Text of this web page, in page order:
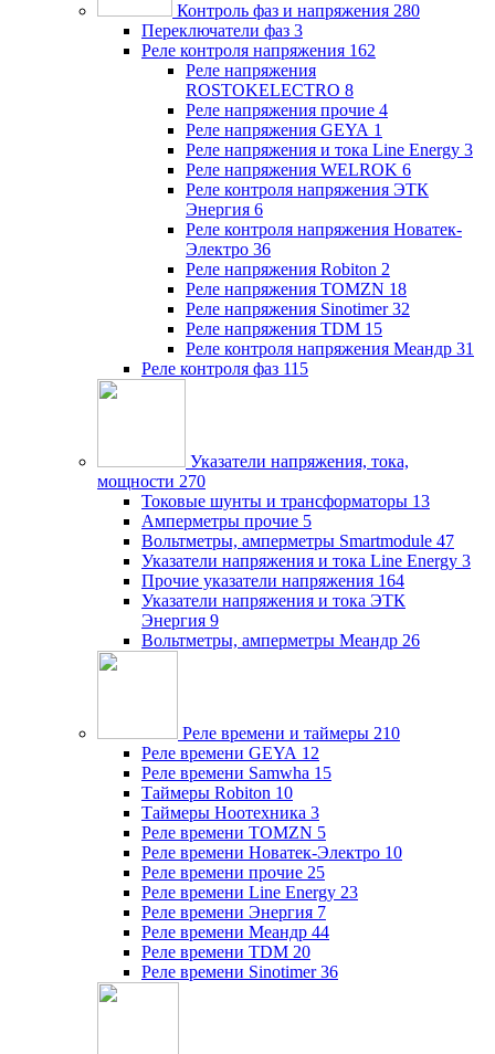
Контроль фаз и напряжения 280
Переключатели фаз 3
Реле контроля напряжения 162
Реле напряжения
ROSTOKELECTRO 8
Реле напряжения прочие 4
Реле напряжения GEYA 1
Реле напряжения и тока Line Energy 3
Реле напряжения WELROK 6
Реле контроля напряжения ЭТК
Энергия 6
Реле контроля напряжения Новатек-
Электро 36
Реле напряжения Robiton 2
Реле напряжения TOMZN 18
Реле напряжения Sinotimer 32
Реле напряжения TDM 15
Реле контроля напряжения Меандр 31
Реле контроля фаз 115
Указатели напряжения, тока,
мощности 270
Токовые шунты и трансформаторы 13
Амперметры прочие 5
Вольтметры, амперметры Smartmodule 47
Указатели напряжения и тока Line Energy 3
Прочие указатели напряжения 164
Указатели напряжения и тока ЭТК
Энергия 9
Вольтметры, амперметры Меандр 26
Реле времени и таймеры 210
Реле времени GEYA 12
Реле времени Samwha 15
Таймеры Robiton 10
Таймеры Ноотехника 3
Реле времени TOMZN 5
Реле времени Новатек-Электро 10
Реле времени прочие 25
Реле времени Line Energy 23
Реле времени Энергия 7
Реле времени Меандр 44
Реле времени TDM 20
Реле времени Sinotimer 36